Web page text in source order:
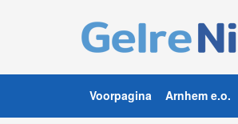
Voorpagina Arnhem e.o.